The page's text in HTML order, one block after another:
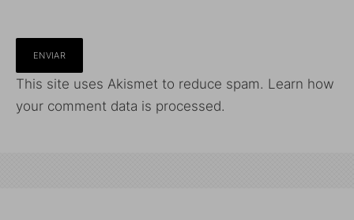
This site uses Akismet to reduce spam. Learn how
your comment data is processed.